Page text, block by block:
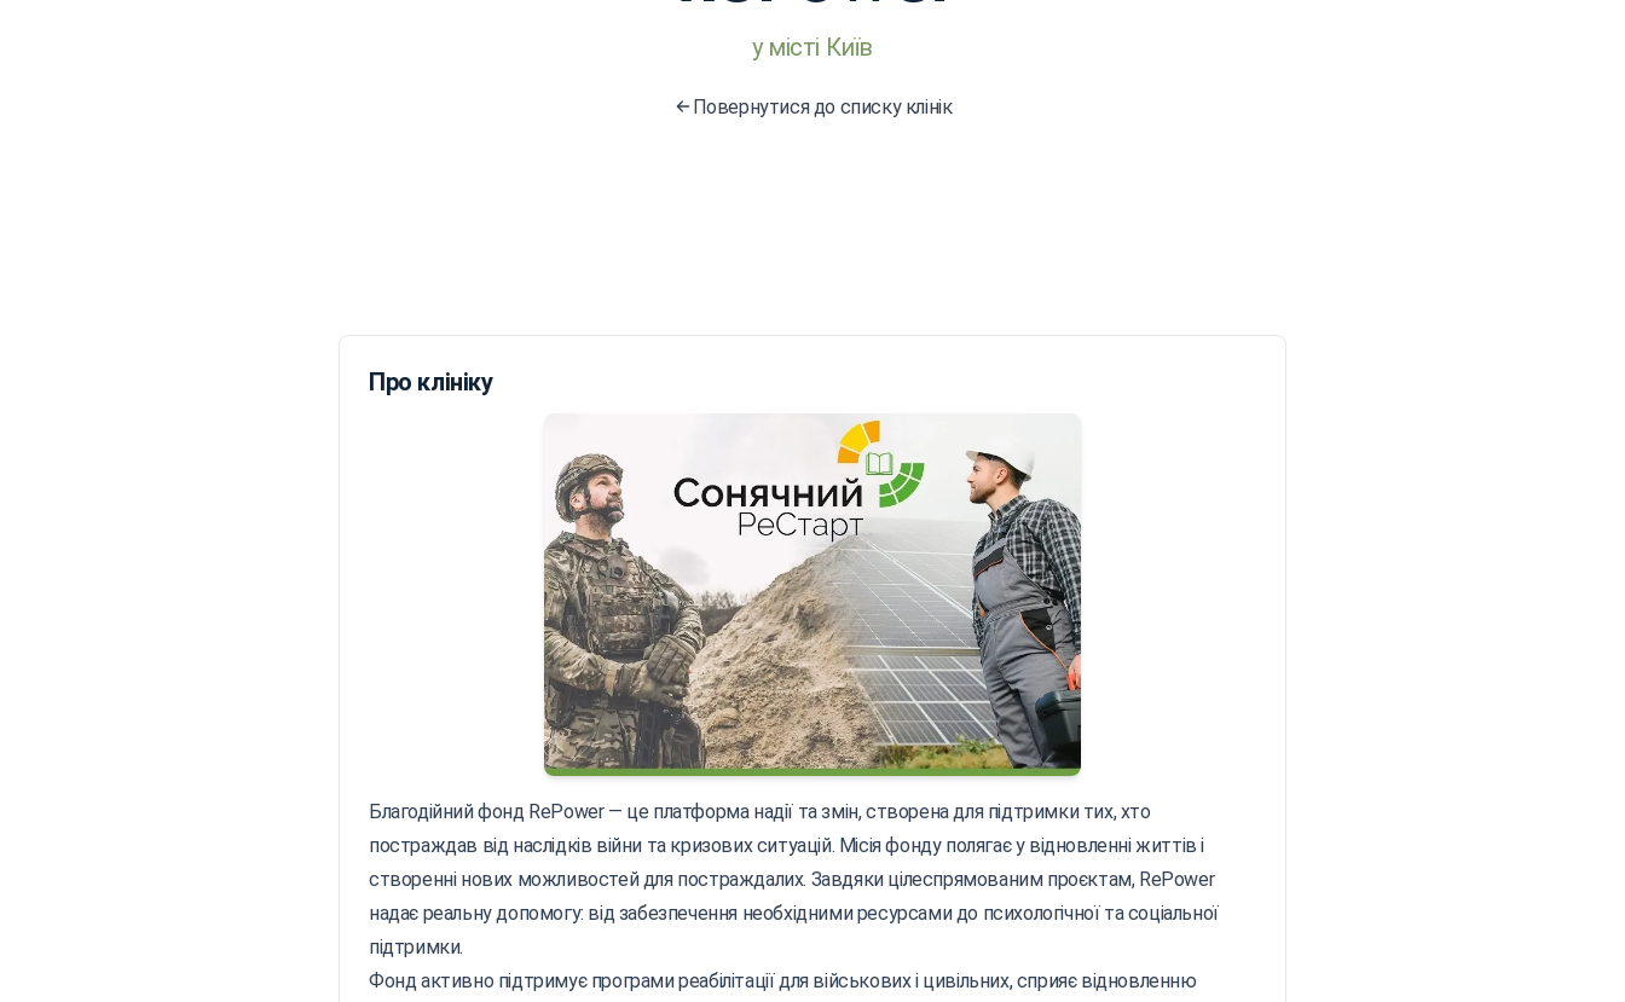
у місті Київ
Повернутися до списку клінік
Про клініку
Благодійний фонд RePower — це платформа надії та змін, створена для підтримки тих, хто
постраждав від наслідків війни та кризових ситуацій. Місія фонду полягає у відновленні життів і
створенні нових можливостей для постраждалих. Завдяки цілеспрямованим проєктам, RePower
надає реальну допомогу: від забезпечення необхідними ресурсами до психологічної та соціальної
підтримки.
Фонд активно підтримує програми реабілітації для військових і цивільних, сприяє відновленню